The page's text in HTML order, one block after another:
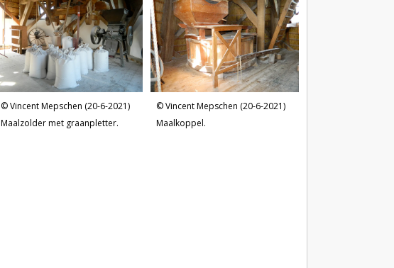
Vincent Mepschen (20-6-2021)
Maalzolder met graanpletter.
Vincent Mepschen (20-6-2021)
Maalkoppel.